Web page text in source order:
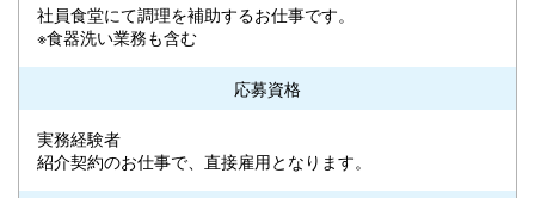
社員食堂にて調理を補助するお仕事です。
※食器洗い業務も含む
応募資格
実務経験者
紹介契約のお仕事で、直接雇用となります。